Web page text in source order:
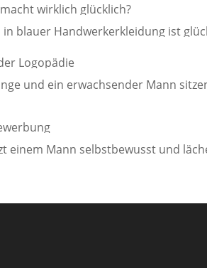
wirklich glücklich?
Logopädie